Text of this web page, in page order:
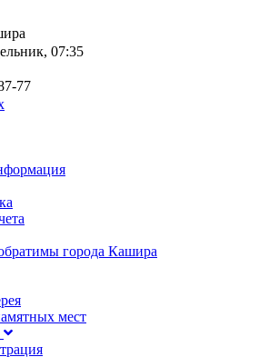
07:35
77
города Кашира
мест